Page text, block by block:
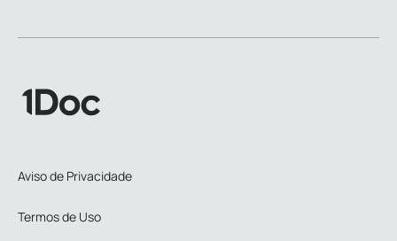
Aviso de Privacidade
Termos de Uso